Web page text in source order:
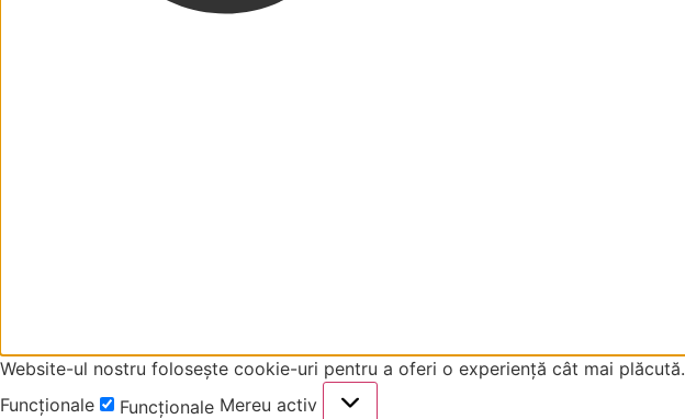
Website-ul nostru folosește cookie-uri pentru a oferi o experiență cât mai plăcută.
Funcționale
Funcționale Mereu activ